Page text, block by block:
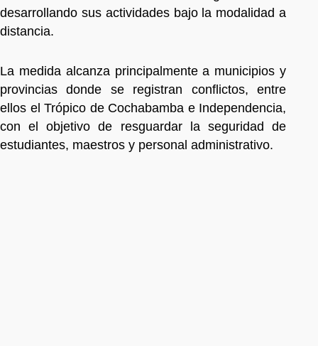
desarrollando sus actividades bajo la modalidad a
distancia.
La medida alcanza principalmente a municipios y
provincias donde se registran conflictos, entre
ellos el Trópico de Cochabamba e Independencia,
con el objetivo de resguardar la seguridad de
estudiantes, maestros y personal administrativo.